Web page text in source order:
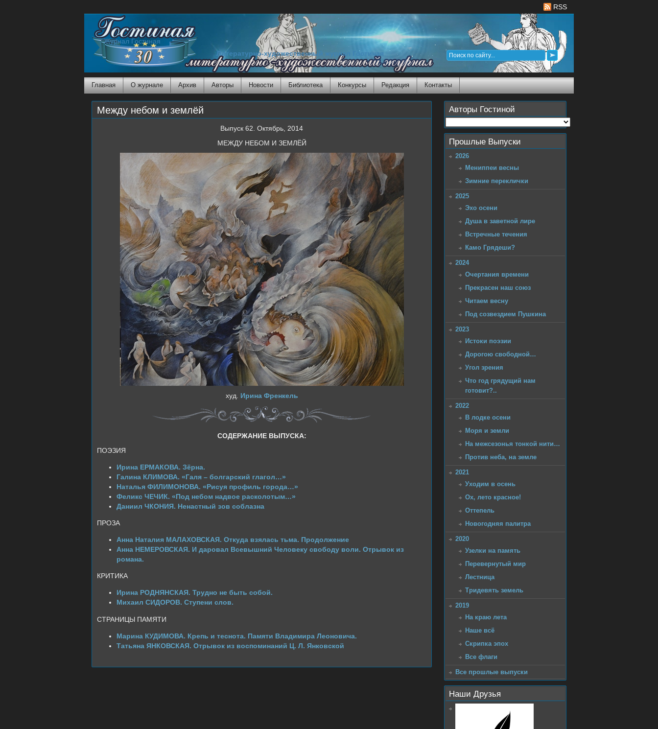
RSS
Журнал Гостиная
Литературно-художественный журнал Гостиная
Главная О журнале Архив Авторы Новости Библиотека Конкурсы Редакция Контакты
Между небом и землёй
Выпуск 62. Октябрь, 2014
МЕЖДУ НЕБОМ И ЗЕМЛЁЙ
худ. Ирина Френкель
СОДЕРЖАНИЕ ВЫПУСКА:
ПОЭЗИЯ
Ирина ЕРМАКОВА. Зёрна.
Галина КЛИМОВА. «Галя – болгарский глагол…»
Наталья ФИЛИМОНОВА. «Рисуя профиль города…»
Феликс ЧЕЧИК. «Под небом надвое расколотым…»
Даниил ЧКОНИЯ. Ненастный зов соблазна
ПРОЗА
Анна Наталия МАЛАХОВСКАЯ. Откуда взялась тьма. Продолжение
Анна НЕМЕРОВСКАЯ. И даровал Всевышний Человекy свободy воли. Отрывок из
романа.
КРИТИКА
Ирина РОДНЯНСКАЯ. Трудно не быть собой.
Михаил СИДОРОВ. Ступени слов.
СТРАНИЦЫ ПАМЯТИ
Марина КУДИМОВА. Крепь и теснота. Памяти Владимира Леоновича.
Татьяна ЯНКОВСКАЯ. Отрывок из воспоминаний Ц. Л. Янковской
Авторы Гостиной
Прошлые Выпуски
2026
Мениппеи весны
Зимние переклички
2025
Эхо осени
Душа в заветной лире
Встречные течения
Камо Грядеши?
2024
Очертания времени
Прекрасен наш союз
Читаем весну
Под созвездием Пушкина
2023
Истоки поэзии
Дорогою свободной…
Угол зрения
Что год грядущий нам
готовит?..
2022
В лодке осени
Моря и земли
На межсезонья тонкой нити…
Против неба, на земле
2021
Уходим в осень
Ох, лето красное!
Оттепель
Новогодняя палитра
2020
Узелки на память
Перевернутый мир
Лестница
Тридевять земель
2019
На краю лета
Наше всё
Скрипка эпох
Все флаги
Все прошлые выпуски
Наши Друзья